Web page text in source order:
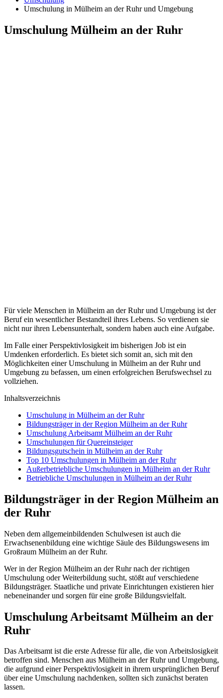
Umschulung in Mülheim an der Ruhr und Umgebung
Umschulung Mülheim an der Ruhr
Für viele Menschen in Mülheim an der Ruhr und Umgebung ist der
Beruf ein wesentlicher Bestandteil ihres Lebens. So verdienen sie
nicht nur ihren Lebensunterhalt, sondern haben auch eine Aufgabe.
Im Falle einer Perspektivlosigkeit im bisherigen Job ist ein
Umdenken erforderlich. Es bietet sich somit an, sich mit den
Möglichkeiten einer Umschulung in Mülheim an der Ruhr und
Umgebung zu befassen, um einen erfolgreichen Berufswechsel zu
vollziehen.
Inhaltsverzeichnis
Umschulung in Mülheim an der Ruhr
Bildungsträger in der Region Mülheim an der Ruhr
Umschulung Arbeitsamt Mülheim an der Ruhr
Umschulungen für Quereinsteiger
Bildungsgutschein in Mülheim an der Ruhr
Top 10 Umschulungen in Mülheim an der Ruhr
Außerbetriebliche Umschulungen in Mülheim an der Ruhr
Betriebliche Umschulungen in Mülheim an der Ruhr
Bildungsträger in der Region Mülheim an
der Ruhr
Neben dem allgemeinbildenden Schulwesen ist auch die
Erwachsenenbildung eine wichtige Säule des Bildungswesens im
Großraum Mülheim an der Ruhr.
Wer in der Region Mülheim an der Ruhr nach der richtigen
Umschulung oder Weiterbildung sucht, stößt auf verschiedene
Bildungsträger. Staatliche und private Einrichtungen existieren hier
nebeneinander und sorgen für eine große Bildungsvielfalt.
Umschulung Arbeitsamt Mülheim an der
Ruhr
Das Arbeitsamt ist die erste Adresse für alle, die von Arbeitslosigkeit
betroffen sind. Menschen aus Mülheim an der Ruhr und Umgebung,
die aufgrund einer Perspektivlosigkeit in ihrem ursprünglichen Beruf
über eine Umschulung nachdenken, sollten sich zunächst beraten
lassen.